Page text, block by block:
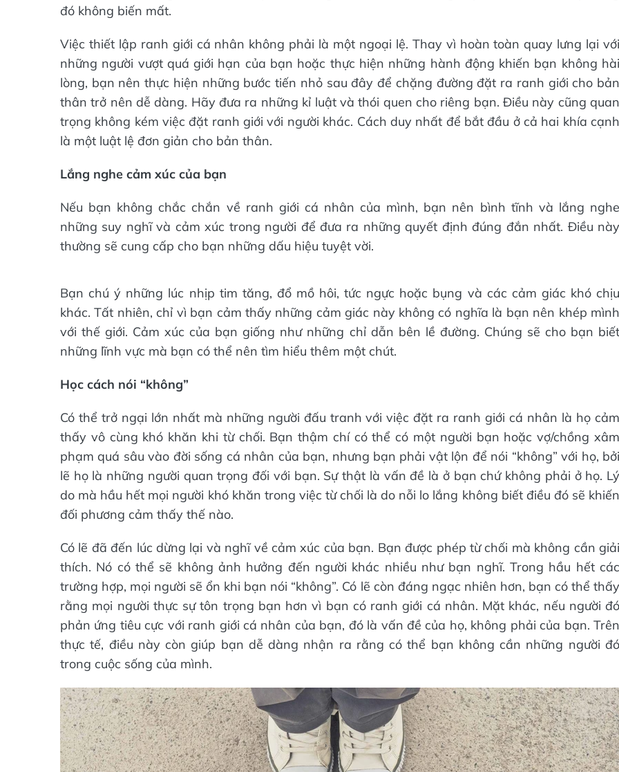
đó không biến mất.
Việc thiết lập ranh giới cá nhân không phải là một ngoại lệ. Thay vì hoàn toàn quay lưng lại với
những người vượt quá giới hạn của bạn hoặc thực hiện những hành động khiến bạn không hài
lòng, bạn nên thực hiện những bước tiến nhỏ sau đây để chặng đường đặt ra ranh giới cho bản
thân trở nên dễ dàng. Hãy đưa ra những kỉ luật và thói quen cho riêng bạn. Điều này cũng quan
trọng không kém việc đặt ranh giới với người khác. Cách duy nhất để bắt đầu ở cả hai khía cạnh
là một luật lệ đơn giản cho bản thân.
Lắng nghe cảm xúc của bạn
Nếu bạn không chắc chắn về ranh giới cá nhân của mình, bạn nên bình tĩnh và lắng nghe
những suy nghĩ và cảm xúc trong người để đưa ra những quyết định đúng đắn nhất. Điều này
thường sẽ cung cấp cho bạn những dấu hiệu tuyệt vời.
Bạn chú ý những lúc nhịp tim tăng, đổ mồ hôi, tức ngực hoặc bụng và các cảm giác khó chịu
khác. Tất nhiên, chỉ vì bạn cảm thấy những cảm giác này không có nghĩa là bạn nên khép mình
với thế giới. Cảm xúc của bạn giống như những chỉ dẫn bên lề đường. Chúng sẽ cho bạn biết
những lĩnh vực mà bạn có thể nên tìm hiểu thêm một chút.
Học cách nói “không”
Có thể trở ngại lớn nhất mà những người đấu tranh với việc đặt ra ranh giới cá nhân là họ cảm
thấy vô cùng khó khăn khi từ chối. Bạn thậm chí có thể có một người bạn hoặc vợ/chồng xâm
phạm quá sâu vào đời sống cá nhân của bạn, nhưng bạn phải vật lộn để nói “không” với họ, bởi
lẽ họ là những người quan trọng đối với bạn. Sự thật là vấn đề là ở bạn chứ không phải ở họ. Lý
do mà hầu hết mọi người khó khăn trong việc từ chối là do nỗi lo lắng không biết điều đó sẽ khiến
đối phương cảm thấy thế nào.
Có lẽ đã đến lúc dừng lại và nghĩ về cảm xúc của bạn. Bạn được phép từ chối mà không cần giải
thích. Nó có thể sẽ không ảnh hưởng đến người khác nhiều như bạn nghĩ. Trong hầu hết các
trường hợp, mọi người sẽ ổn khi bạn nói “không”. Có lẽ còn đáng ngạc nhiên hơn, bạn có thể thấy
rằng mọi người thực sự tôn trọng bạn hơn vì bạn có ranh giới cá nhân. Mặt khác, nếu người đó
phản ứng tiêu cực với ranh giới cá nhân của bạn, đó là vấn đề của họ, không phải của bạn. Trên
thực tế, điều này còn giúp bạn dễ dàng nhận ra rằng có thể bạn không cần những người đó
trong cuộc sống của mình.